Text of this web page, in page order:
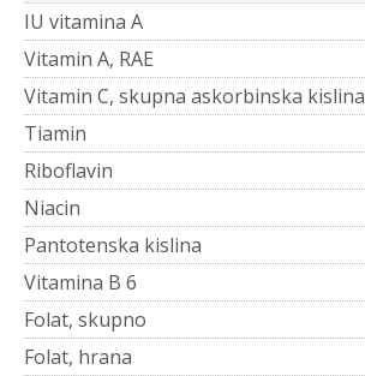
IU vitamina A
Vitamin A, RAE
Vitamin C, skupna askorbinska kislina
Tiamin
Riboflavin
Niacin
Pantotenska kislina
Vitamina B 6
Folat, skupno
Folat, hrana